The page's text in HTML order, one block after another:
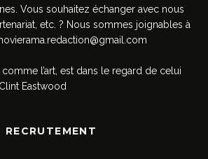
Vous souhaitez échanger avec nous
etc. ? Nous sommes joignables à
comme l’art, est dans le regard de celui
Eastwood
RECRUTEMENT